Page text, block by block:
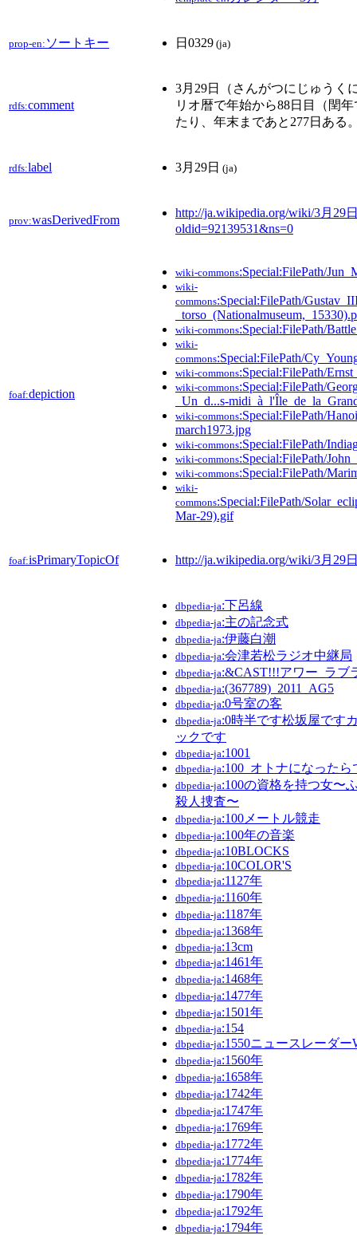
prop-en: ソートキー 日0329 (ja)
rdfs:comment
3月29日（さんがつにじゅうく
リオ暦で年始から88日目（閏
たり、年末まであと277日ある
rdfs:label 3月29日 (ja)
prov:wasDerivedFrom
http://ja.wikipedia.org/wiki/3月29
oldid=92139531&ns=0
foaf:depiction
wiki-commons:Special:FilePath/
wiki-
commons:Special:FilePath/
wiki-commons:Special:FilePath/
wiki-
commons:Special:FilePath/
wiki-commons:Special:FilePath/
wiki-commons:Special:FilePath/
_Un_d...s-
wiki-commons:Special:FilePath/
march1973.jpg
wiki-commons:Special:FilePath/
wiki-commons:Special:FilePath/
wiki-commons:Special:FilePath/
wiki-
commons:Special:FilePath/
Mar-29).gif
foaf:isPrimaryTopicOf http://ja.wikipedia.org/wiki/3月29
dbpedia-ja:下呂線
dbpedia-ja:主の記念式
dbpedia-ja:伊藤白潮
dbpedia-ja:会津若松ラジオ中継局
dbpedia-ja:&CAST!!!アワー_ラブ
dbpedia-ja:(367789)_2011_AG5
dbpedia-ja:0号室の客
dbpedia-ja:0時半です松坂屋です
ックです
dbpedia-ja:1001
dbpedia-ja:100_オトナになった
dbpedia-ja:100の資格を持つ女〜
殺人捜査〜
dbpedia-ja:100メートル競走
dbpedia-ja:100年の音楽
dbpedia-ja:10BLOCKS
dbpedia-ja:10COLOR'S
dbpedia-ja:1127年
dbpedia-ja:1160年
dbpedia-ja:1187年
dbpedia-ja:1368年
dbpedia-ja:13cm
dbpedia-ja:1461年
dbpedia-ja:1468年
dbpedia-ja:1477年
dbpedia-ja:1501年
dbpedia-ja:154
dbpedia-ja:1550ニュースレーダー
dbpedia-ja:1560年
dbpedia-ja:1658年
dbpedia-ja:1742年
dbpedia-ja:1747年
dbpedia-ja:1769年
dbpedia-ja:1772年
dbpedia-ja:1774年
dbpedia-ja:1782年
dbpedia-ja:1790年
dbpedia-ja:1792年
dbpedia-ja:1794年